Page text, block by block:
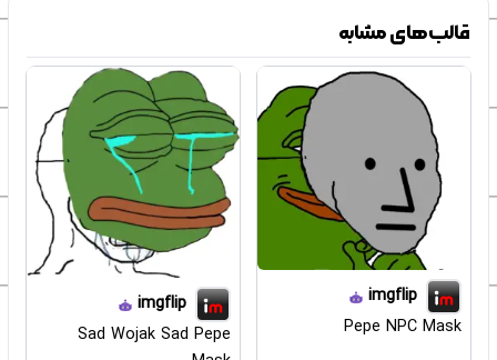
قالب‌های مشابه
imgflip
Pepe NPC Mask
imgflip
Sad Wojak Sad Pepe